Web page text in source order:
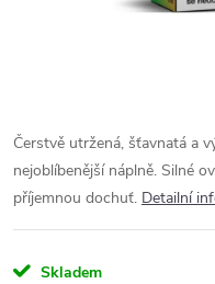
Čerstvě utržená, šťavnatá a
nejoblíbenější náplně. Silné
příjemnou dochuť. Detailní
Skladem